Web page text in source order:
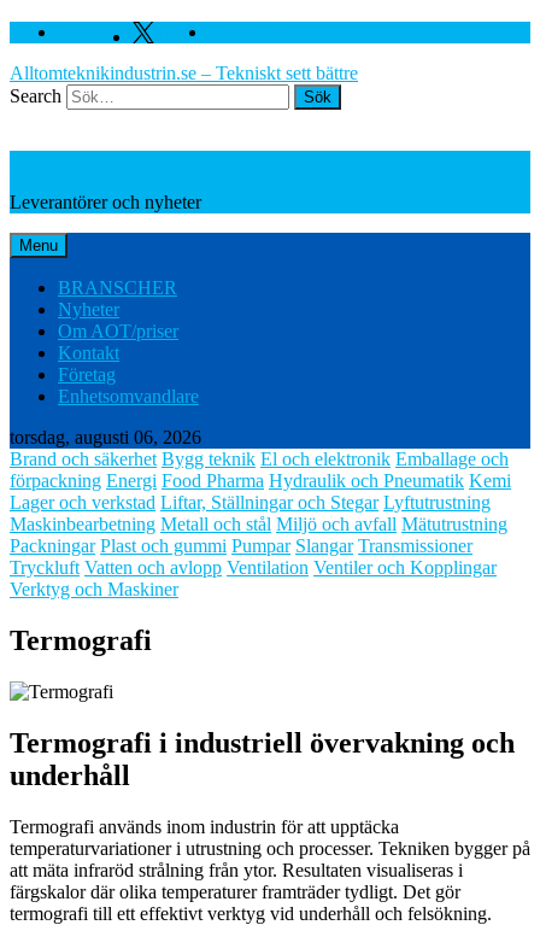
Facebook Twitter
Alltomteknikindustrin.se – Tekniskt sett bättre
Search
Leverantörer och nyheter
Menu
BRANSCHER
Nyheter
Om AOT/priser
Kontakt
Företag
Enhetsomvandlare
torsdag, augusti 06, 2026
Brand och säkerhet Bygg teknik El och elektronik Emballage och
förpackning Energi Food Pharma Hydraulik och Pneumatik Kemi
Lager och verkstad Liftar, Ställningar och Stegar Lyftutrustning
Maskinbearbetning Metall och stål Miljö och avfall Mätutrustning
Packningar Plast och gummi Pumpar Slangar Transmissioner
Tryckluft Vatten och avlopp Ventilation Ventiler och Kopplingar
Verktyg och Maskiner
Termografi
Termografi i industriell övervakning och
underhåll
Termografi används inom industrin för att upptäcka
temperaturvariationer i utrustning och processer. Tekniken bygger på
att mäta infraröd strålning från ytor. Resultaten visualiseras i
färgskalor där olika temperaturer framträder tydligt. Det gör
termografi till ett effektivt verktyg vid underhåll och felsökning.